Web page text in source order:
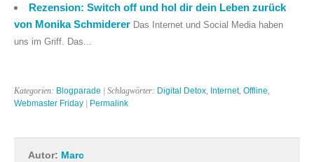
Rezension: Switch off und hol dir dein Leben zurück
von Monika Schmiderer Das Internet und Social Media haben
uns im Griff. Das...
Kategorien: Blogparade | Schlagwörter: Digital Detox, Internet, Offline,
Webmaster Friday
Permalink
Autor: Marc